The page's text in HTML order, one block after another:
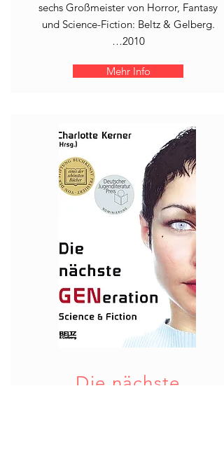
sechs Großmeister von Horror, Fantasy
und Science-Fiction: Beltz & Gelberg.
…2010
Mehr Info
Die nächste